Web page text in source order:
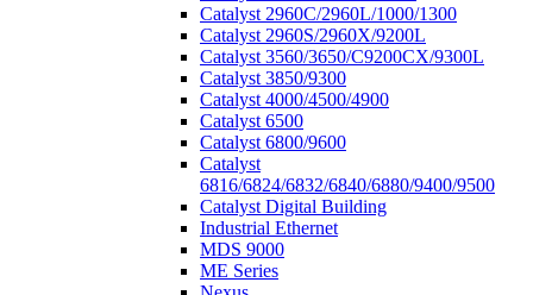
Catalyst 2960C/2960L/1000/1300
Catalyst 2960S/2960X/9200L
Catalyst 3560/3650/C9200CX/9300L
Catalyst 3850/9300
Catalyst 4000/4500/4900
Catalyst 6500
Catalyst 6800/9600
Catalyst
6816/6824/6832/6840/6880/9400/9500
Catalyst Digital Building
Industrial Ethernet
MDS 9000
ME Series